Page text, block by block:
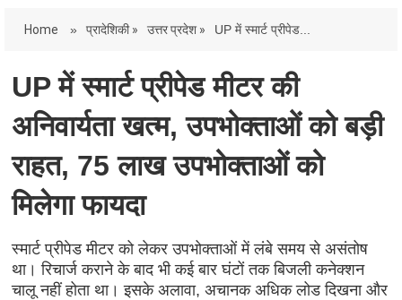
Home » प्रादेशिकी » उत्तर प्रदेश » UP में स्मार्ट प्रीपेड...
UP में स्मार्ट प्रीपेड मीटर की
अनिवार्यता खत्म, उपभोक्ताओं को बड़ी
राहत, 75 लाख उपभोक्ताओं को
मिलेगा फायदा
स्मार्ट प्रीपेड मीटर को लेकर उपभोक्ताओं में लंबे समय से असंतोष
था। रिचार्ज कराने के बाद भी कई बार घंटों तक बिजली कनेक्शन
चालू नहीं होता था। इसके अलावा, अचानक अधिक लोड दिखना और